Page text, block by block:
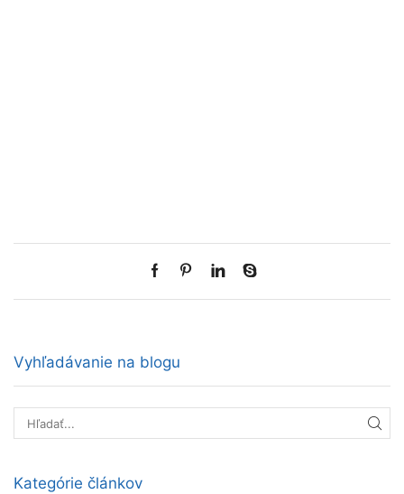
Vyhľadávanie na blogu
Kategórie článkov